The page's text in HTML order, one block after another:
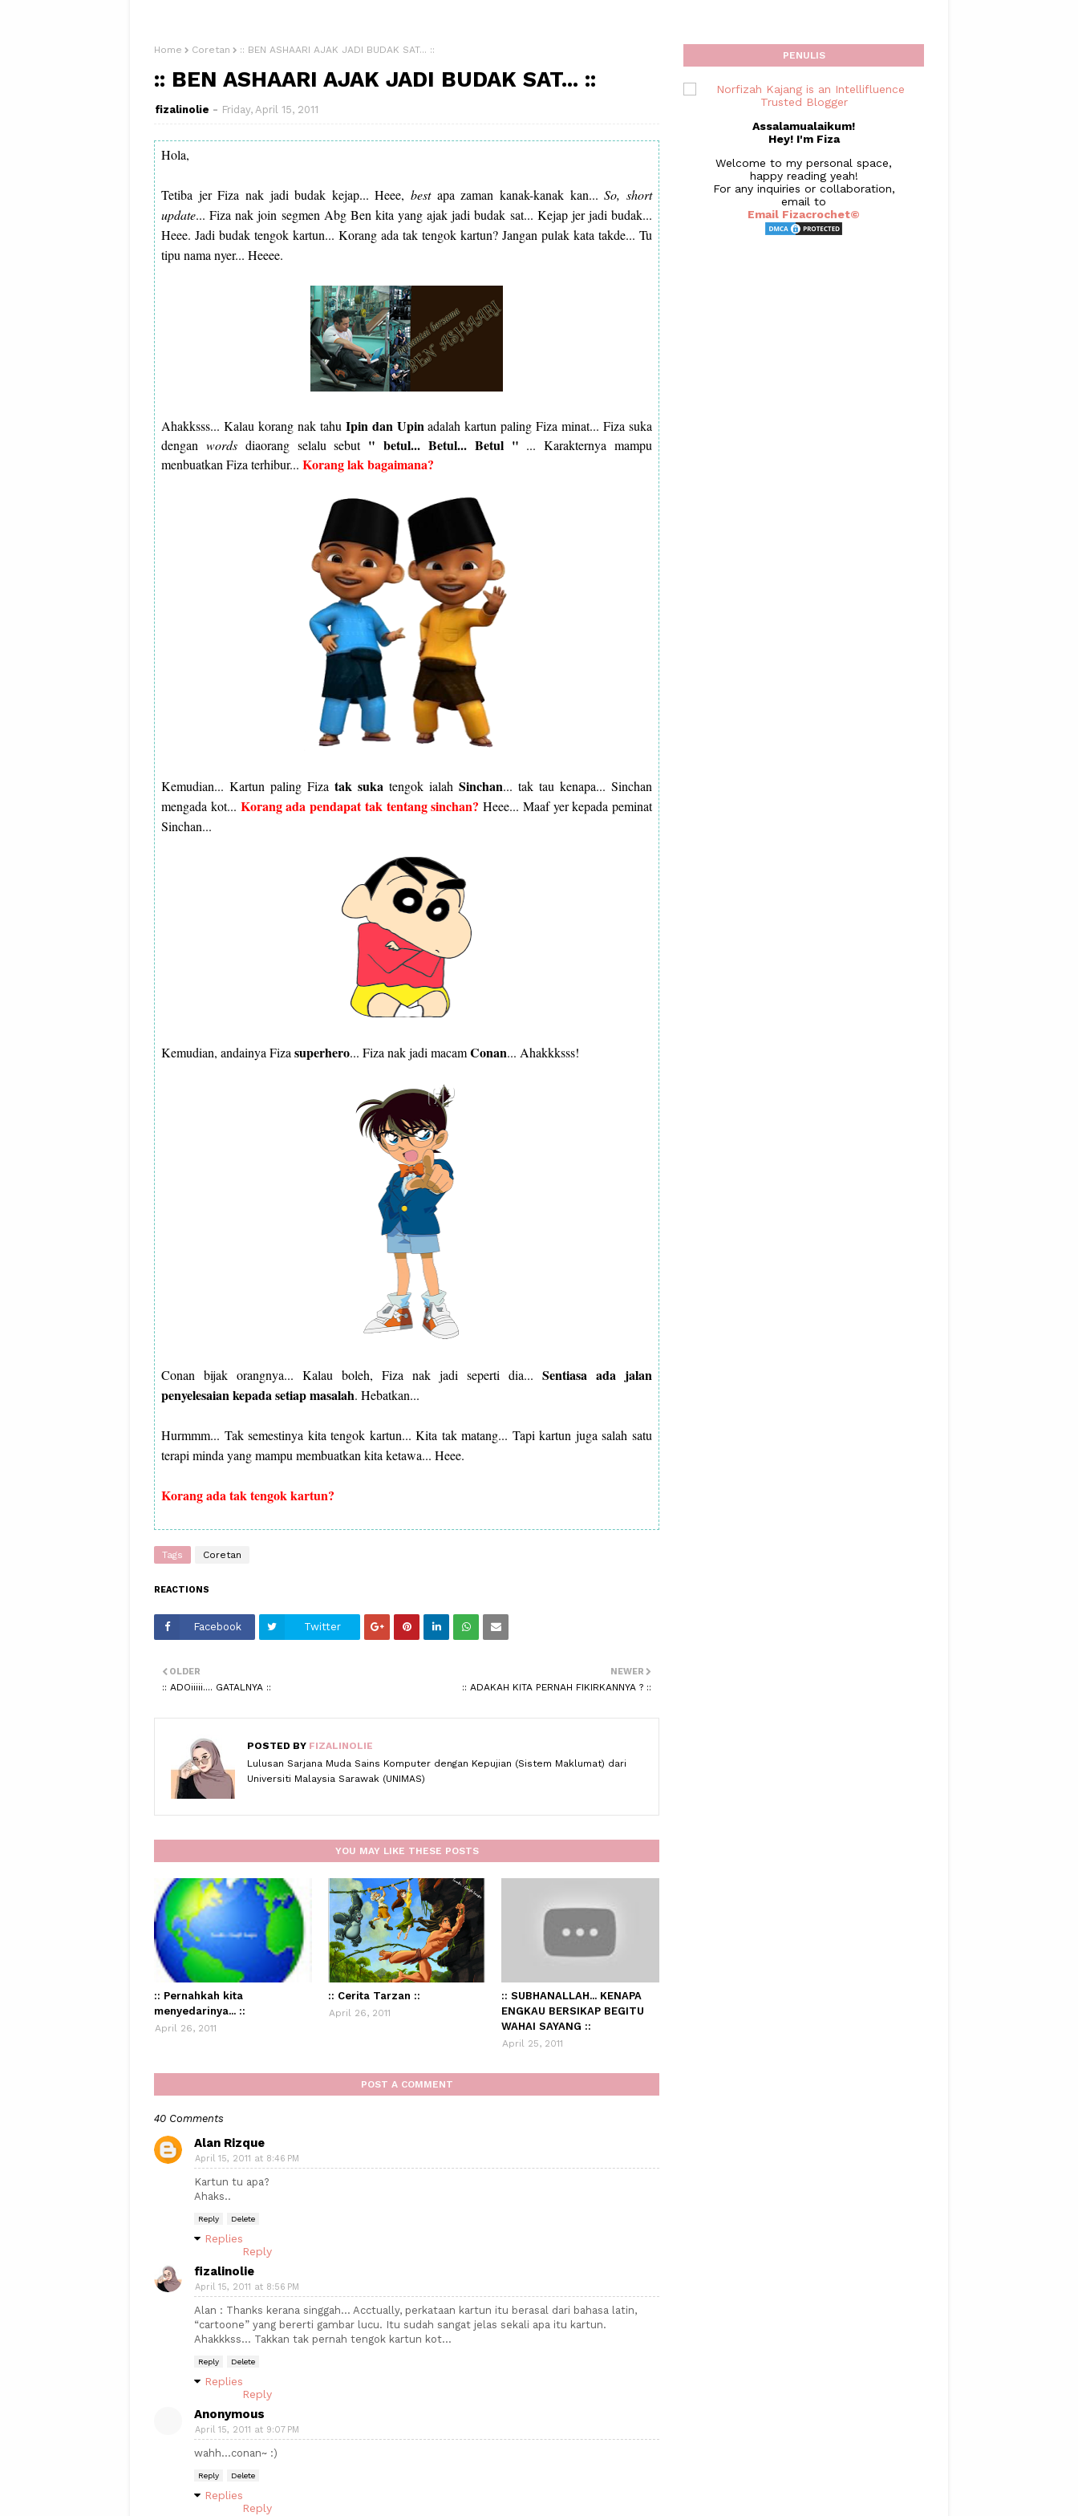
Home Coretan :: BEN ASHAARI AJAK JADI BUDAK SAT... ::
:: BEN ASHAARI AJAK JADI BUDAK SAT... ::
fizalinolie Friday, April 15, 2011
Hola,
Tetiba jer Fiza nak jadi budak kejap... Heee,bestapa zaman kanak-kanak kan...So, short
update... Fiza nak join segmen Abg Ben kita yang ajak jadi budak sat... Kejap jer jadi budak...
Heee. Jadi budak tengok kartun... Korang ada tak tengok kartun? Jangan pulak kata takde... Tu
tipu nama nyer... Heeee.
Ahakksss... Kalau korang nak tahu Ipin dan Upin adalah kartun paling Fiza minat... Fiza suka
dengan wordsdiaorang selalu sebut " betul... Betul... Betul " ... Karakternya mampu
menbuatkan Fiza terhibur... Korang lak bagaimana?
Kemudian... Kartun paling Fiza tak suka tengok ialah Sinchan... tak tau kenapa... Sinchan
mengada kot... Korang ada pendapat tak tentang sinchan? Heee... Maaf yer kepada peminat
Sinchan...
Kemudian, andainya Fiza superhero... Fiza nak jadi macamConan... Ahakkksss!
Conan bijak orangnya... Kalau boleh, Fiza nak jadi seperti dia... Sentiasa ada jalan
penyelesaian kepada setiap masalah. Hebatkan...
Hurmmm... Tak semestinya kita tengok kartun... Kita tak matang... Tapi kartun juga salah satu
terapi minda yang mampu membuatkan kita ketawa... Heee.
Korang ada tak tengok kartun?
Tags Coretan
REACTIONS
Facebook Twitter
NEWER
:: ADAKAH KITA PERNAH FIKIRKANNYA ? ::
OLDER
:: ADOiiiii.... GATALNYA ::
POSTED BY FIZALINOLIE
Lulusan Sarjana Muda Sains Komputer dengan Kepujian (Sistem Maklumat) dari
Universiti Malaysia Sarawak (UNIMAS)
YOU MAY LIKE THESE POSTS
:: Pernahkah kita
menyedarinya... ::
April 26, 2011
:: Cerita Tarzan ::
April 26, 2011
:: SUBHANALLAH... KENAPA
ENGKAU BERSIKAP BEGITU
WAHAI SAYANG ::
April 25, 2011
POST A COMMENT
40 Comments
Alan Rizque
April 15, 2011 at 8:46 PM
Kartun tu apa?
Ahaks..
Reply Delete
Replies
Reply
fizalinolie
April 15, 2011 at 8:56 PM
Alan : Thanks kerana singgah... Acctually, perkataan kartun itu berasal dari bahasa latin,
“cartoone” yang bererti gambar lucu. Itu sudah sangat jelas sekali apa itu kartun.
Ahakkkss... Takkan tak pernah tengok kartun kot...
Reply Delete
Replies
Reply
Anonymous
April 15, 2011 at 9:07 PM
wahh...conan~ :)
Reply Delete
Replies
Reply
PENULIS
Assalamualaikum!
Hey! I'm Fiza
Welcome to my personal space,
happy reading yeah!
For any inquiries or collaboration,
email to
Email Fizacrochet©